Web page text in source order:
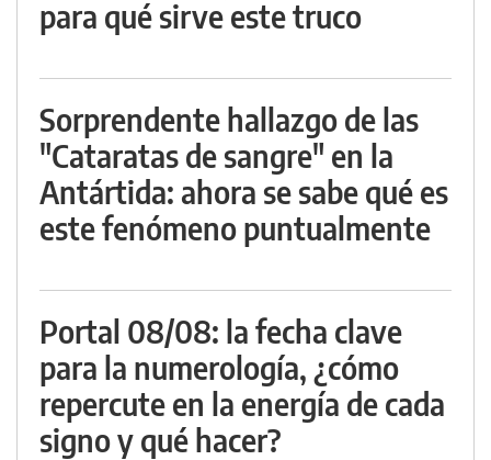
para qué sirve este truco
Sorprendente hallazgo de las
"Cataratas de sangre" en la
Antártida: ahora se sabe qué es
este fenómeno puntualmente
Portal 08/08: la fecha clave
para la numerología, ¿cómo
repercute en la energía de cada
signo y qué hacer?